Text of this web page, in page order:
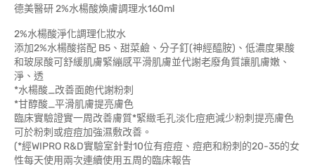
德美醫研 2%水楊酸煥膚調理水160ml
2%水楊酸淨化調理化妝水
添加2%水楊酸搭配 B5、甜菜鹼、分子釘(神經醯胺)、低濃度果酸
和玻尿酸可舒緩肌膚緊繃感平滑肌膚並代謝老廢角質讓肌膚嫩、
淨、透
*水楊酸_改善面皰代謝粉刺
*甘醇酸_平滑肌膚提亮膚色
臨床實驗證實一周改善膚質*緊緻毛孔淡化痘疤減少粉刺提亮膚色
可於粉刺或痘痘加強濕敷改善。
(*經WIPRO R&D實驗室針對10位有痘痘、痘疤和粉刺的20-35的女
性每天使用兩次連續使用五周的臨床報告